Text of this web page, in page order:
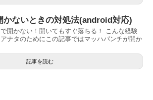
かないときの対処法(android対応)
開かない！開いてもすぐ落ちる！ こんな経験
ナタのためにこの記事ではマッハパンチが開か
記事を読む